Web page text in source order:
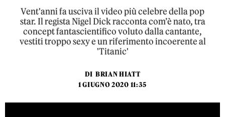
Vent'anni fa usciva il video più celebre della pop
star. Il regista Nigel Dick racconta com’è nato, tra
concept fantascientifico voluto dalla cantante,
vestiti troppo sexy e un riferimento incoerente al
'Titanic'
DI BRIAN HIATT
1 GIUGNO 2020 11:35